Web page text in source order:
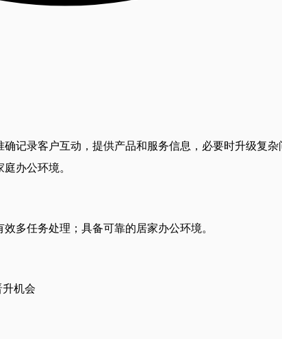
记录客户互动，提供产品和服务信息，必要时升级复
办公环境。
多任务处理；具备可靠的居家办公环境。
升机会